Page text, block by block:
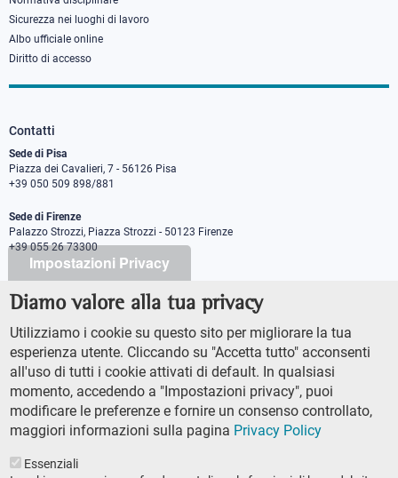
Impostazioni Privacy
Diamo valore alla tua privacy
Utilizziamo i cookie su questo sito per migliorare la tua
esperienza utente. Cliccando su "Accetta tutto" acconsenti
all'uso di tutti i cookie attivati di default. In qualsiasi
momento, accedendo a "Impostazioni privacy", puoi
modificare le preferenze e fornire un consenso controllato,
maggiori informazioni sulla pagina Privacy Policy
Essenziali
Sicurezza nei luoghi di lavoro
Albo ufficiale online
Diritto di accesso
Contatti
Sede di Pisa
Piazza dei Cavalieri, 7 - 56126 Pisa
+39 050 509 898/881
Sede di Firenze
Palazzo Strozzi, Piazza Strozzi - 50123 Firenze
+39 055 26 73300
PEC protocollo@pec.sns.it
Codice Fiscale 8000 5050507
Ufficio comunicazione
Addetto stampa
URP - Ufficio relazioni con il pubblico